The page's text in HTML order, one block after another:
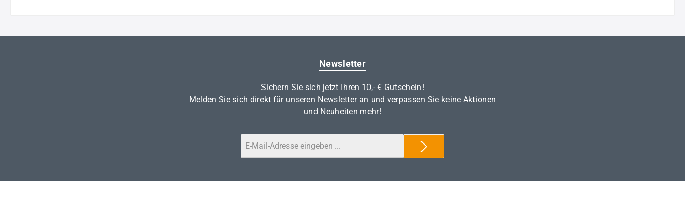
Newsletter
Sichern Sie sich jetzt Ihren 10,- € Gutschein!
Melden Sie sich direkt für unseren Newsletter an und verpassen Sie keine Aktionen
und Neuheiten mehr!